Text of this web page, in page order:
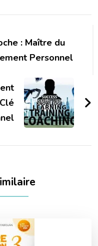
: Maître du
Personnel